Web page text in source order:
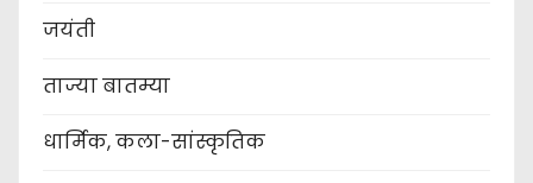
जयंती
ताज्या बातम्या
धार्मिक, कला-सांस्कृतिक